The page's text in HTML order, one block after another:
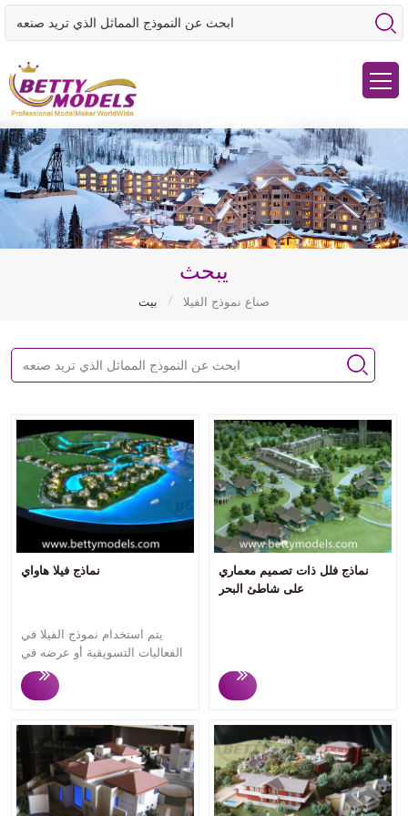
يبحث
بيت / صناع نموذج الفيلا
نماذج فيلا هاواي
يتم استخدام نموذج الفيلا في
الفعاليات التسويقية أو عرضه في
مكتب مبيعات العقارات لجذب
مشتري ومستثمري المساكن
فهم ما سيشترونه بمجرد النظر
إلى نماذج الفيلا تقع هذه الفلل
الفاخرة بالقرب من البحر وبيئة
جميلة للغاية. نموذج الفيلا دائري،
يبدو مثيرًا للإعجاب. تركز Betty
نماذج فلل ذات تصميم معماري
على شاطئ البحر